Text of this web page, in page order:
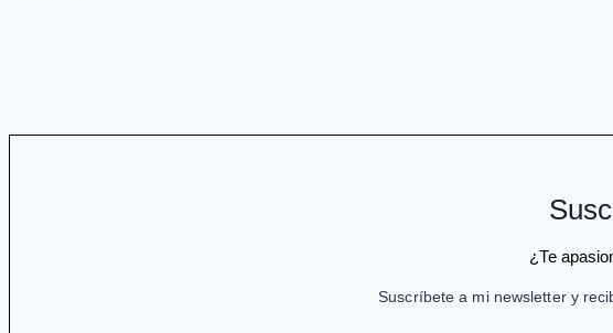
siguen
¿Te
Suscríbete a mi newsletter y